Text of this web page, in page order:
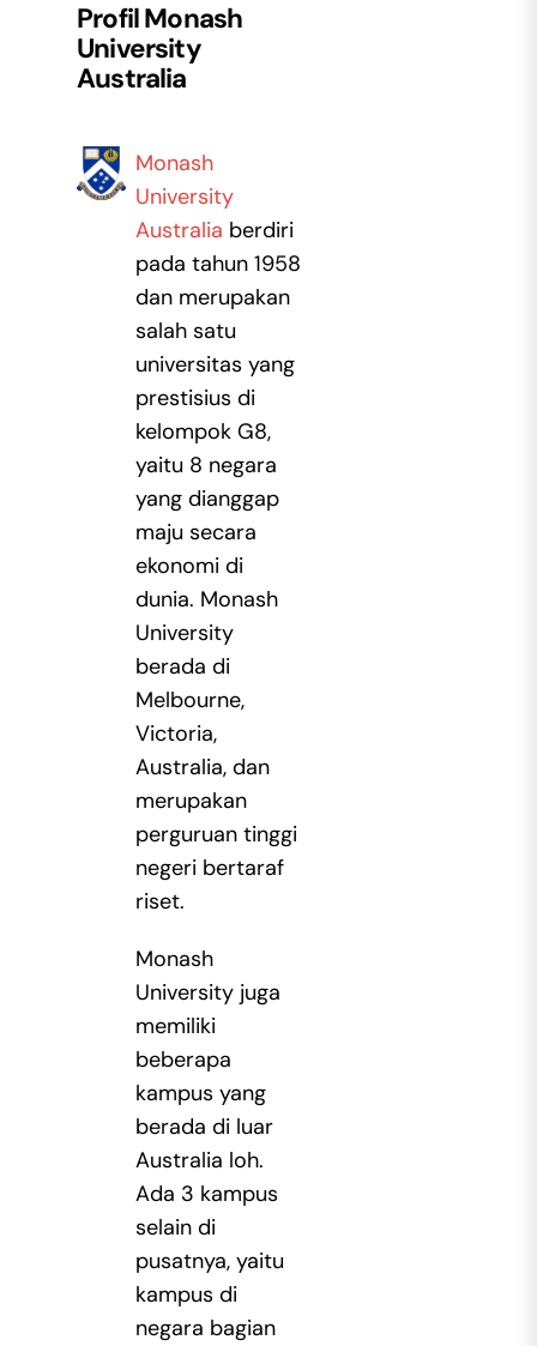
Profil Monash
University
Australia
Monash
University
Australia berdiri
pada tahun 1958
dan merupakan
salah satu
universitas yang
prestisius di
kelompok G8,
yaitu 8 negara
yang dianggap
maju secara
ekonomi di
dunia. Monash
University
berada di
Melbourne,
Victoria,
Australia, dan
merupakan
perguruan tinggi
negeri bertaraf
riset.
Monash
University juga
memiliki
beberapa
kampus yang
berada di luar
Australia loh.
Ada 3 kampus
selain di
pusatnya, yaitu
kampus di
negara bagian